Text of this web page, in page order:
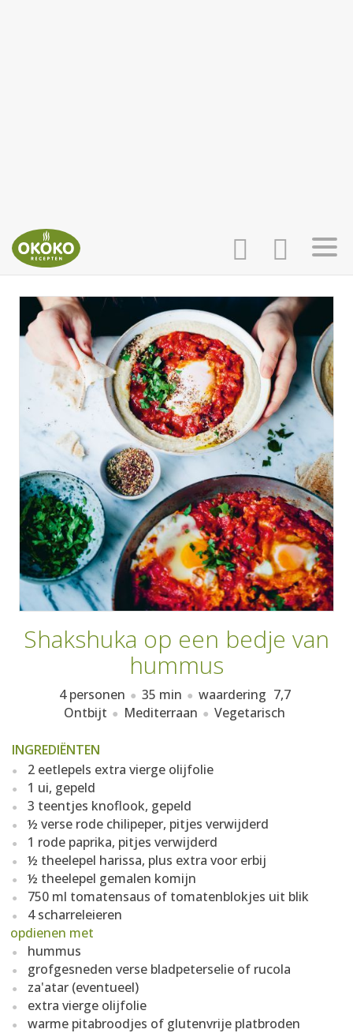
INLOGGEN
AANMELDEN
HOME
RECEPTEN
WEEKMENU'S
KOOKBOEKEN
Shakshuka op een bedje van
hummus
4 personen 35 min waardering 7,7
Ontbijt
Mediterraan Vegetarisch
INGREDIËNTEN
2 eetlepels extra vierge olijfolie
1 ui, gepeld
3 teentjes knoflook, gepeld
½ verse rode chilipeper, pitjes verwijderd
1 rode paprika, pitjes verwijderd
½ theelepel harissa, plus extra voor erbij
½ theelepel gemalen komijn
750 ml tomatensaus of tomatenblokjes uit blik
4 scharreleieren
opdienen met
hummus
grofgesneden verse bladpeterselie of rucola
za'atar (eventueel)
extra vierge olijfolie
warme pitabroodjes of glutenvrije platbroden